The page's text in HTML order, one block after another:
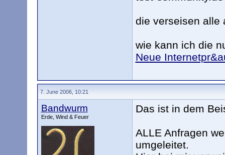
die verseisen alle
wie kann ich die
Neue
7. June 2006, 10:21
Bandwurm
Erde, Wind & Feuer
Das ist in dem
ALLE Anfragen
umgeleitet.